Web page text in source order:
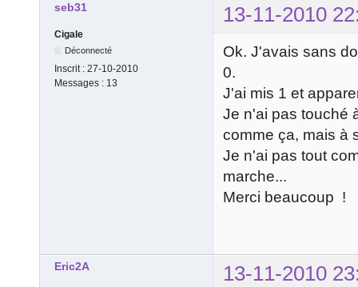
seb31 13-11-2010
Cigale
Déconnecté
Inscrit : 27-10-2010
Messages : 13
Ok. J'avais sans
0.
J'ai mis 1 et
Je n'ai pas touché
comme ça, mais à
Je n'ai pas tout
marche...
Merci beaucoup !
Eric2A 13-11-2010